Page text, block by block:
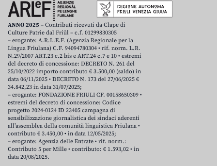
ANNO 2025 – Contributi ricevuti da Clape di
Culture Patrie dal Friûl – c.f. 01299830305
– erogante: A.R.L.E.F. (Agenzia Regionale per la
Lingua Friulana) C.F. 94094780304 • rif. norm. L.R.
N.29/2007 ART.23 c.2 bis e ART.24 c.7 e 10 • estremi
del decreto di concessione: DECRETO N. 261 del
25/10/2022 importo contributo € 3.500,00 (saldo) in
data 06/11/2025 • DECRETO N. 173 del 27/06/2025 €
34.842,23 in data 31/07/2025;
– erogante: FONDAZIONE FRIULI CF. 00158650309 •
estremi del decreto di concessione: Codice
progetto 2024-0124 ID 23405 campagna di
sensibilizzazione giornalistica dei sindaci aderenti
all’assemblea della comunità linguistica Friulana •
contributo € 3.450,00 • in data 12/05/2025;
– erogante: Agenzia delle Entrate • rif. norm.:
Contributo 5 per Mille • contributo: € 1.593,02 • in
data 20/08/2025.